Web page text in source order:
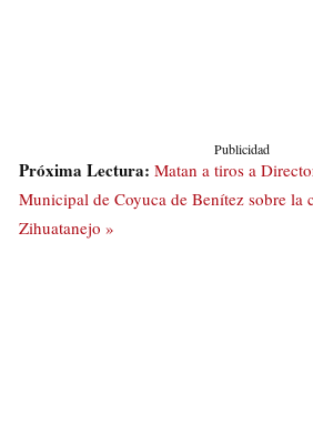
Publicidad
Próxima Lectura: Matan a tiros a
Municipal de Coyuca de Benítez sobre la
Zihuatanejo »